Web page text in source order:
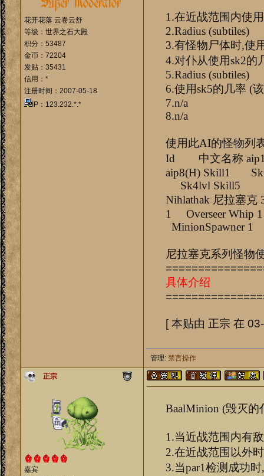
花开花落 云卷云舒
等级：世界之石大殿
积分：53487
金币：72204
发贴：35431
信用：*
注册时间：2007-05-18
IP：123.232.*.*
1.在近战范围内使
2.Radius (subtiles)
3.有怪物尸体时,使
4.对仆从使用sk2的
5.Radius (subtiles)
6.使用sk5的几率 (
7.n/a
8.n/a
使用此AI的怪物列
Id 中文名称
aip8(H)
Sk4lvl Skill5
Nihlathak
1 Overseer Whip
MinionSpawner 1
尼拉塞克系列怪物
具体介绍
[ 本贴由 正宗 在
管理: 禁言操作
正宗
嘉宾
BaalMinion (毁灭的
1.当近战范围内有
2.在近战范围以外
3.当par1检测成功